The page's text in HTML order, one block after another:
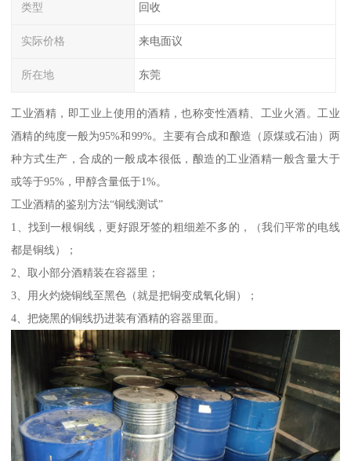
类型 回收
实际价格 来电面议
所在地 东莞
工业酒精，即工业上使用的酒精，也称变性酒精、工业火酒。工业
酒精的纯度一般为95%和99%。主要有合成和酿造（原煤或石油）两
种方式生产，合成的一般成本很低，酿造的工业酒精一般含量大于
或等于95%，甲醇含量低于1%。
工业酒精的鉴别方法“铜线测试”
1、找到一根铜线，更好跟牙签的粗细差不多的，（我们平常的电线
都是铜线）；
2、取小部分酒精装在容器里；
3、用火灼烧铜线至黑色（就是把铜变成氧化铜）；
4、把烧黑的铜线扔进装有酒精的容器里面。